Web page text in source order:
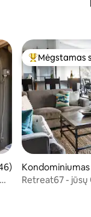
4,88 iš 5,
Svečių
Mėgstamas
staff
Retreat67 - jūsų